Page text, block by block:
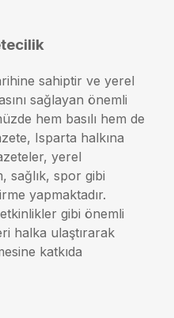
sahiptir ve yerel
sağlayan önemli
hem basılı hem de
Isparta halkına
yerel
sağlık, spor gibi
yapmaktadır.
gibi önemli
halka ulaştırarak
katkıda